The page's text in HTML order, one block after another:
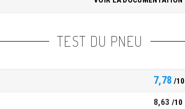
TEST DU PNEU
7,78 /10
8,63 /10